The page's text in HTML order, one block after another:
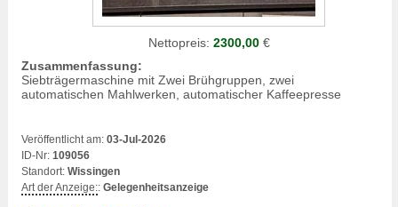
Nettopreis: 2300,00€
Zusammenfassung:
Siebträgermaschine mit Zwei Brühgruppen, zwei
automatischen Mahlwerken, automatischer Kaffeepresse
Veröffentlicht am: 03-Jul-2026
ID-Nr: 109056
Standort: Wissingen
Art der Anzeige:: Gelegenheitsanzeige